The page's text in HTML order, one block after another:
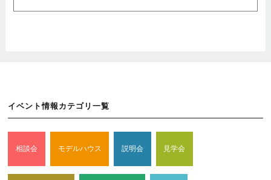
歴，ユーザーが検索された検索キーワード，ご利用日時，ご利用
当社は，ユーザーが利用登録をする際に氏名，生年月日，住所，
電話番号，メールアドレス，銀行口座番号，クレジットカード番
人情報を含む取引記録や，決済に関する情報を当社の提携先（情
報提供元，広告主，広告配信先などを含みます。以下，｢提携先｣
イベント情報カテゴリ一覧
相談会 モデルハウス 説明会 見学会